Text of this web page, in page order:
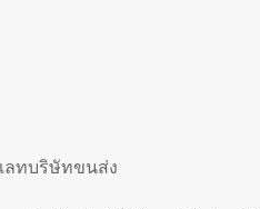
ลทบริษัทขนส่ง